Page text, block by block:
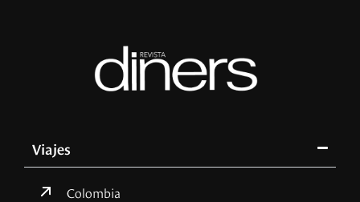
Viajes
Colombia